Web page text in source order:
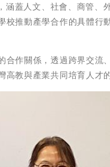
涵蓋人文、社會、商管
校推動產學合作的具體
合作關係，透過跨界交
教與產業共同培育人才